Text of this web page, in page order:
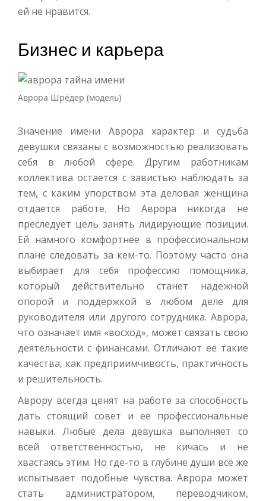
ей не нравится.
Бизнес и карьера
Аврора Шрёдер (модель)
Значение имени Аврора характер и судьба
девушки связаны с возможностью реализовать
себя в любой сфере. Другим работникам
коллектива остается с завистью наблюдать за
тем, с каким упорством эта деловая женщина
отдается работе. Но Аврора никогда не
преследует цель занять лидирующие позиции.
Ей намного комфортнее в профессиональном
плане следовать за кем-то. Поэтому часто она
выбирает для себя профессию помощника,
который действительно станет надежной
опорой и поддержкой в любом деле для
руководителя или другого сотрудника. Аврора,
что означает имя «восход», может связать свою
деятельности с финансами. Отличают ее такие
качества, как предприимчивость, практичность
и решительность.
Аврору всегда ценят на работе за способность
дать стоящий совет и ее профессиональные
навыки. Любые дела девушка выполняет со
всей ответственностью, не кичась и не
хвастаясь этим. Но где-то в глубине души всё же
испытывает подобные чувства. Аврора может
стать администратором, переводчиком,